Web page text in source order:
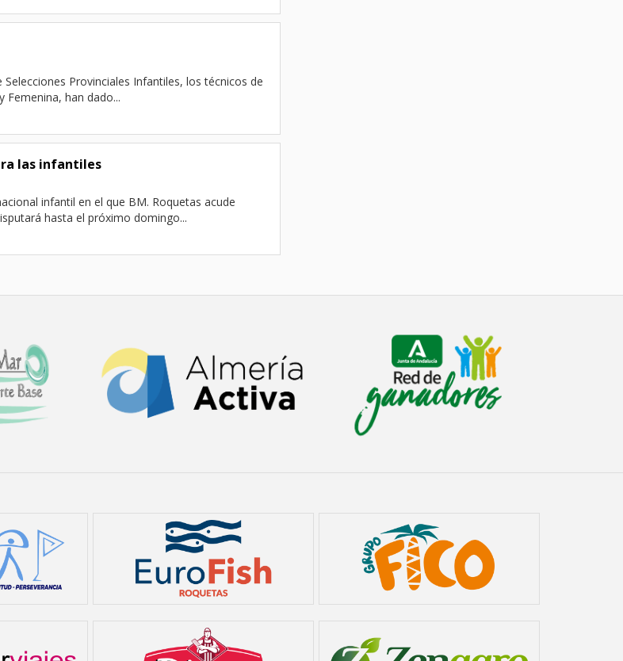
Provinciales Infantiles, los técnicos de
Femenina, han dado...
las infantiles
infantil en el que BM. Roquetas acude
hasta el próximo domingo...